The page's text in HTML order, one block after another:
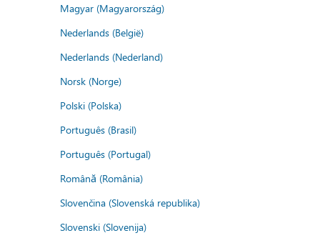
Magyar (Magyarország)
Nederlands (België)
Nederlands (Nederland)
Norsk (Norge)
Polski (Polska)
Português (Brasil)
Português (Portugal)
Română (România)
Slovenčina (Slovenská republika)
Slovenski (Slovenija)